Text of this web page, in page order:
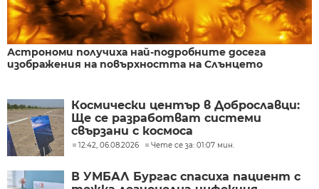
Астрономи получиха най-подробните досега
изображения на повърхността на Слънцето
Космически център в Доброславци:
Ще се разработват системи
свързани с космоса
12:42, 06.08.2026 Чете се за: 01:07 мин.
В УМБАЛ Бургас спасиха пациент с